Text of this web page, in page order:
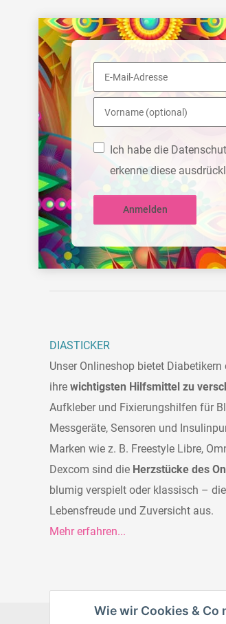
Wie wir Cookies & Co
Ich habe die
erkenne diese
Anmelden
DIASTICKER
Unser Onlineshop bietet
ihre wichtigsten Hilfsmittel zu
Aufkleber und Fixierungshilfen für
Messgeräte, Sensoren und
Marken wie z. B. Freestyle Libre,
Dexcom sind die Herzstücke des
blumig verspielt oder klassisch –
Lebensfreude und Zuversicht aus.
Mehr erfahren...